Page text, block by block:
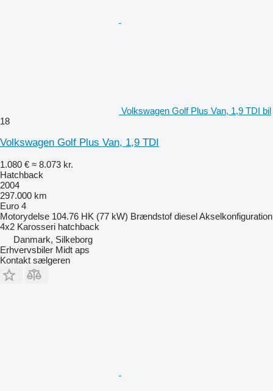
Volkswagen Golf Plus Van, 1,9 TDI bil
18
Volkswagen Golf Plus Van, 1,9 TDI
1.080 € ≈ 8.073 kr.
Hatchback
2004
297.000 km
Euro 4
Motorydelse 104.76 HK (77 kW) Brændstof dieselAkselkonfiguration
4x2 Karosseri hatchback
Danmark, Silkeborg
Erhvervsbiler Midt aps
Kontakt sælgeren